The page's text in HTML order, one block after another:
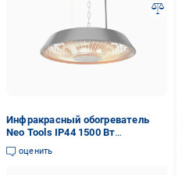
Инфракрасный обогреватель
Neo Tools IP44 1500 Вт
подвесной 44х44х17,5 см (VERC-
90-037)
оценить